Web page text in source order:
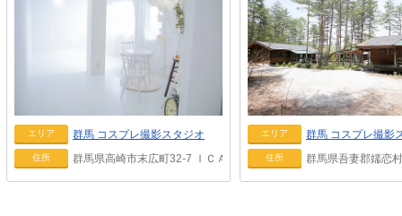
エリア 群馬 コスプレ撮影スタジオ
住所 群馬県高崎市末広町32-7 ＩＣＡ２ 2Ｆ I号室
エリア 群馬 コスプレ撮影
住所 群馬県吾妻郡嬬恋